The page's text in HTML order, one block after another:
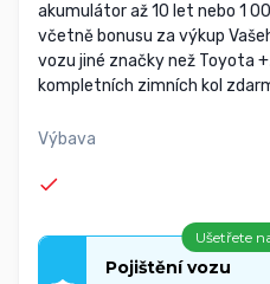
akumulátor až 10 let nebo 1
včetně bonusu za výkup
vozu jiné značky než Toyota
kompletních zimních kol
Výbava
Ušetřete
Pojištění vozu